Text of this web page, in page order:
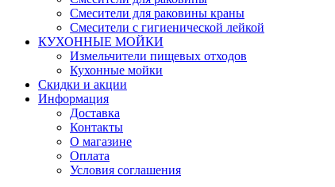
Смесители для раковины краны
Смесители с гигиенической лейкой
КУХОННЫЕ МОЙКИ
Измельчители пищевых отходов
Кухонные мойки
Скидки и акции
Информация
Доставка
Контакты
О магазине
Оплата
Условия соглашения